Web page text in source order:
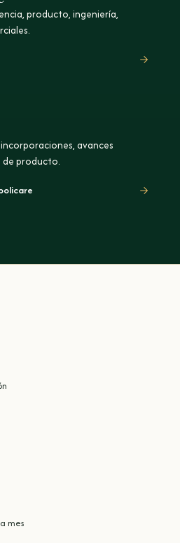
producto, ingeniería,
avances
de producto.
mes